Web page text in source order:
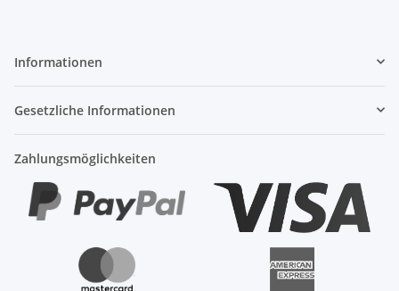
Informationen
Gesetzliche Informationen
Zahlungsmöglichkeiten